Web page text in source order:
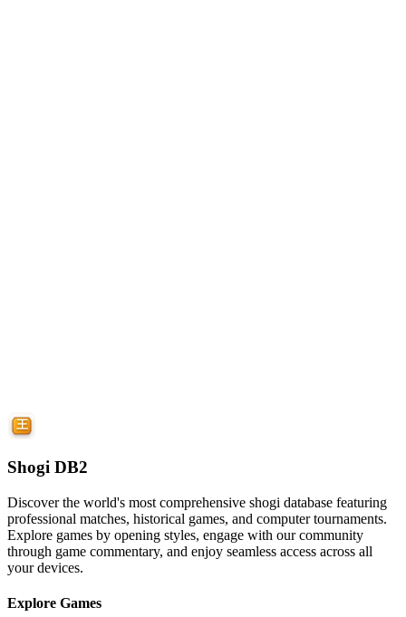
Shogi DB2
Discover the world's most comprehensive shogi database featuring
professional matches, historical games, and computer tournaments.
Explore games by opening styles, engage with our community
through game commentary, and enjoy seamless access across all
your devices.
Explore Games